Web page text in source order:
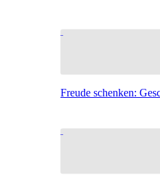
Freude schenken: